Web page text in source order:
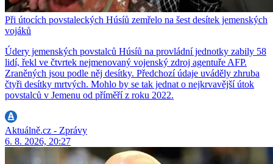
Při útocích povstaleckých Húsíů zemřelo na šest desítek jemenských
vojáků
Údery jemenských povstalců Húsíů na provládní jednotky zabily 58
lidí, řekl ve čtvrtek nejmenovaný vojenský zdroj agentuře AFP.
Zraněných jsou podle něj desítky. Předchozí údaje uváděly zhruba
čtyři desítky mrtvých. Mohlo by se tak jednat o nejkrvavější útok
povstalců v Jemenu od příměří z roku 2022.
Aktuálně.cz - Zprávy
6. 8. 2026, 20:27